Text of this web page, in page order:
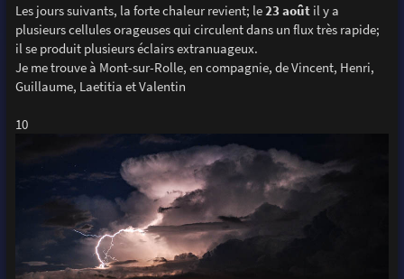
Les jours suivants, la forte chaleur revient; le23 aoûtil y a
plusieurs cellules orageuses qui circulent dans un flux très rapide;
il se produit plusieurs éclairs extranuageux.
Je me trouve à Mont-sur-Rolle, en compagnie, de Vincent, Henri,
Guillaume, Laetitia et Valentin
10